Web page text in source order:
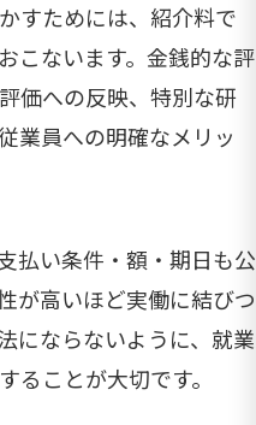
すためには、紹介料で
こないます。金銭的な評
価への反映、特別な研
業員への明確なメリッ
払い条件・額・期日も公
が高いほど実働に結びつ
にならないように、就業
ることが大切です。